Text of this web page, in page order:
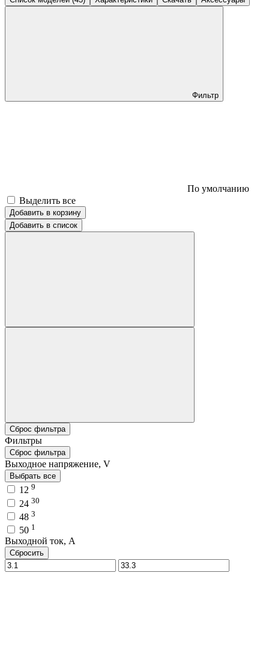
Фильтр
По умолчанию
Выделить все
Добавить в корзину
Добавить в список
Сброс фильтра
Фильтры
Сброс фильтра
Выходное напряжение, V
Выбрать все
12 9
24 30
48 3
50 1
Выходной ток, A
Сбросить